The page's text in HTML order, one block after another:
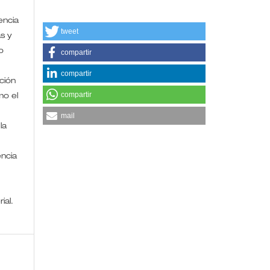
y
el
tweet
compartir
compartir
compartir
mail